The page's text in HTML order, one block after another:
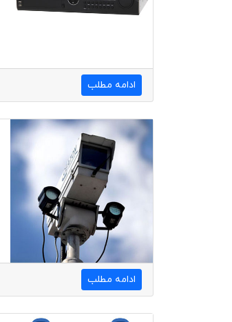
ادامه مطلب
ادامه مطلب